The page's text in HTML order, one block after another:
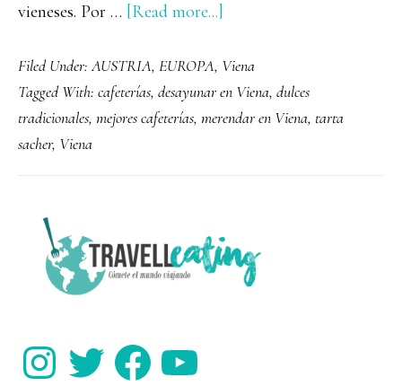
vieneses. Por … [Read more...]
mejores
cafeterías
de
Filed Under:AUSTRIA, EUROPA, Viena
Tagged With: cafeterías, desayunar en Viena, dulces
tradicionales, mejores cafeterías, merendar en Viena, tarta
sacher, Viena
PRIMARY
SIDEBAR
InstagramTwitter FacebookYouTube